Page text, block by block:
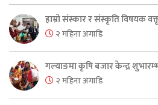
हाम्रो संस्कार र संस्कृति विषयक
२ महिना अगाडि
गल्याङमा कृषि बजार केन्द्र
२ महिना अगाडि